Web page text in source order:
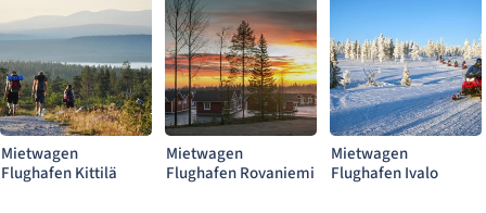
Mietwagen
Flughafen Kittilä
Mietwagen
Flughafen Rovaniemi
Mietwagen
Flughafen Ivalo